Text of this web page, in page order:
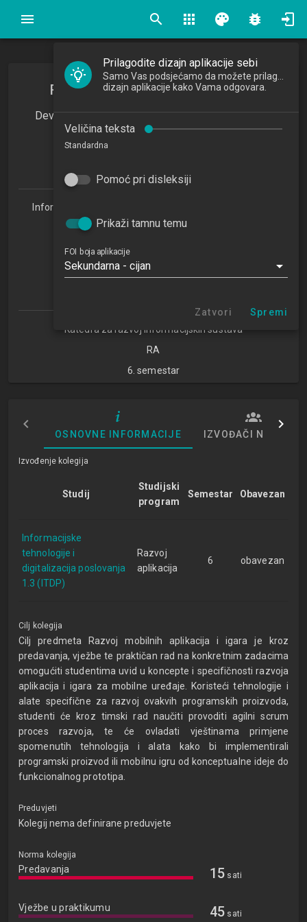
search apps palette bug_report
Razvoj mobilnih aplikacija i igara
Development of Mobile Applications and Games
2023/2024
Informacijske tehnologije i digitalizacija poslovanja 1.3
(ITDP)
Studijski centar Varaždin
Studijski centar Križevci
Studijski centar Sisak
Katedra za razvoj informacijskih sustava
RA
6. semestar
OSNOVNE INFORMACIJE IZVOĐAČI NASTAVE
Izvođenje kolegija
Studij
Studijski
program
Semestar Obavezan
Informacijske
tehnologije i
digitalizacija poslovanja
1.3 (ITDP)
Razvoj
aplikacija
6 obavezan
Cilj kolegija
Cilj predmeta Razvoj mobilnih aplikacija i igara je kroz
predavanja, vježbe te praktičan rad na konkretnim zadacima
omogućiti studentima uvid u koncepte i specifičnosti razvoja
aplikacija i igara za mobilne uređaje. Koristeći tehnologije i
alate specifične za razvoj ovakvih programskih proizvoda,
studenti će kroz timski rad naučiti provoditi agilni scrum
proces razvoja, te će ovladati vještinama primjene
spomenutih tehnologija i alata kako bi implementirali
programski proizvod ili mobilnu igru od konceptualne ideje do
funkcionalnog prototipa.
Preduvjeti
Kolegij nema definirane preduvjete
Norma kolegija
Predavanja 15 sati
Vježbe u praktikumu 45 sati
Prilagodite dizajn aplikacije sebi
dizajn aplikacije kako Vama odgovara.
Veličina teksta
Standardna
Pomoć pri disleksiji
Prikaži tamnu temu
FOI boja aplikacije
Sekundarna - cijan
Zatvori Spremi